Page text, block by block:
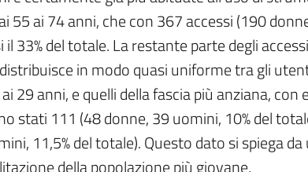
55 ai 74 anni, che con 367 accessi (190
33% del totale. La restante parte degli
in modo quasi uniforme tra gli
29 anni, e quelli della fascia più anziana, con
stati 111 (48 donne, 39 uomini, 10% del
11,5% del totale). Questo dato si spiega da
della popolazione più giovane,